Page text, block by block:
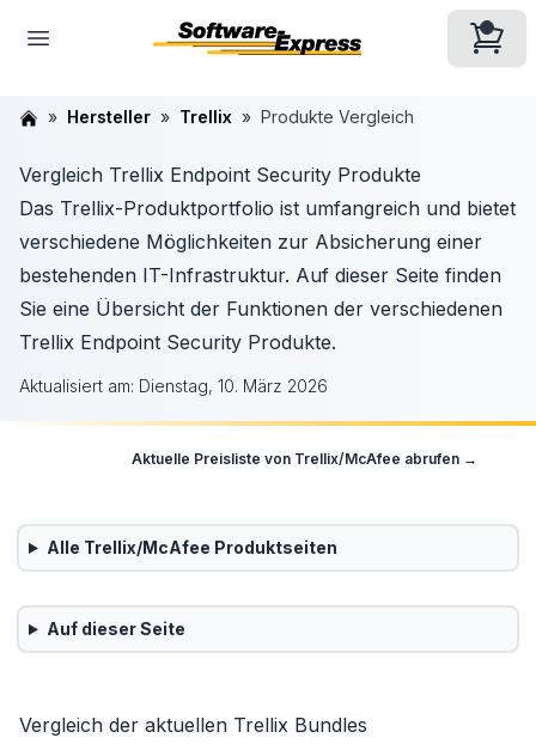
Hersteller Trellix Produkte Vergleich
Vergleich Trellix Endpoint Security Produkte
Das Trellix-Produktportfolio ist umfangreich und bietet
verschiedene Möglichkeiten zur Absicherung einer
bestehenden IT-Infrastruktur. Auf dieser Seite finden
Sie eine Übersicht der Funktionen der verschiedenen
Trellix Endpoint Security Produkte.
Aktualisiert am: Dienstag, 10. März 2026
Aktuelle Preisliste von Trellix/McAfee abrufen →
Alle Trellix/McAfee Produktseiten
Auf dieser Seite
Vergleich der aktuellen Trellix Bundles